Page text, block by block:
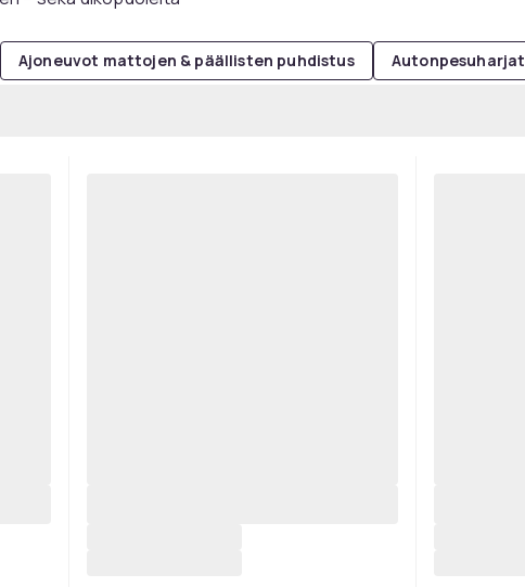
Ajoneuvot mattojen & päällisten puhdistus Autonpesuharjat